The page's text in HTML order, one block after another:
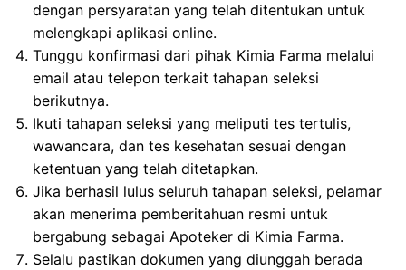
dengan persyaratan yang telah ditentukan untuk
melengkapi aplikasi online.
Tunggu konfirmasi dari pihak Kimia Farma melalui
email atau telepon terkait tahapan seleksi
berikutnya.
Ikuti tahapan seleksi yang meliputi tes tertulis,
wawancara, dan tes kesehatan sesuai dengan
ketentuan yang telah ditetapkan.
Jika berhasil lulus seluruh tahapan seleksi, pelamar
akan menerima pemberitahuan resmi untuk
bergabung sebagai Apoteker di Kimia Farma.
Selalu pastikan dokumen yang diunggah berada